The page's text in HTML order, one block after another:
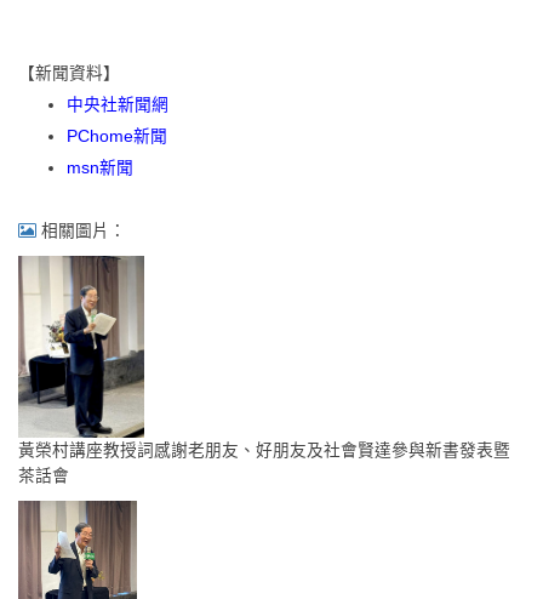
【新聞資料】
中央社新聞網
PChome新聞
msn新聞
相關圖片：
黃榮村講座教授詞感謝老朋友、好朋友及社會賢達參與新書發表暨
茶話會